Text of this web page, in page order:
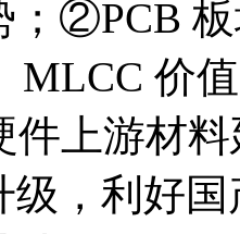
；②PCB
MLCC 价
上游材
级，利好